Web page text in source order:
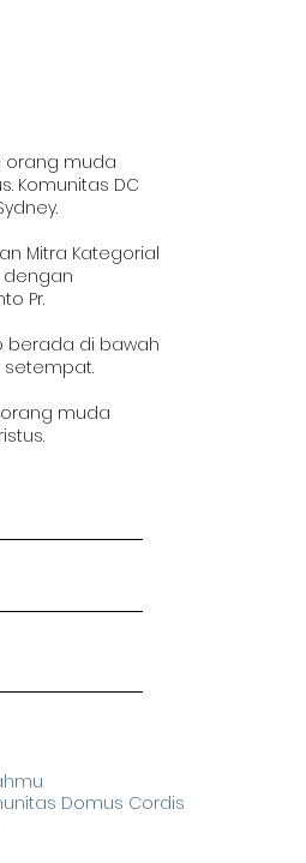
orang muda
Komunitas DC
Mitra Kategorial
dengan
Pr.
berada di bawah
setempat.
muda
Domus Cordis